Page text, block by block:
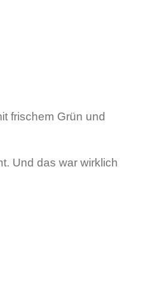
frischem Grün und
Und das war wirklich